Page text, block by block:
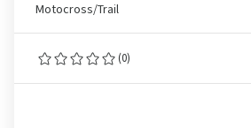
Motocross/Trail
(0)